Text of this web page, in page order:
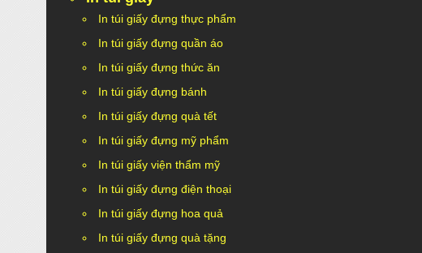
In túi giấy đựng thực phẩm
In túi giấy đựng quần áo
In túi giấy đựng thức ăn
In túi giấy đựng bánh
In túi giấy đựng quà tết
In túi giấy đựng mỹ phẩm
In túi giấy viện thẩm mỹ
In túi giấy đựng điện thoại
In túi giấy đựng hoa quả
In túi giấy đựng quà tặng